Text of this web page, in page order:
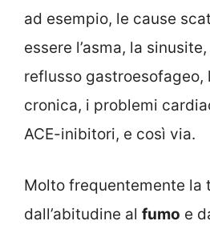
ad esempio, le cause
essere l’asma, la
reflusso gastroesofageo,
cronica, i problemi
ACE-inibitori, e così via.
Molto frequentemente la
dall’abitudine al fumo e